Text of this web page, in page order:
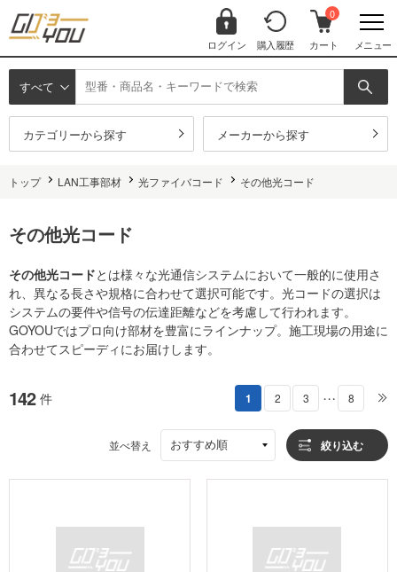
ログイン 購入履歴
0
カート メニュー
すべて
カテゴリーから探す メーカーから探す
トップ LAN工事部材 光ファイバコード その他光コード
その他光コード
その他光コードとは様々な光通信システムにおいて一般的に使用さ
れ、異なる長さや規格に合わせて選択可能です。光コードの選択は
システムの要件や信号の伝達距離などを考慮して行われます。
GOYOUではプロ向け部材を豊富にラインナップ。施工現場の用途に
合わせてスピーディにお届けします。
142 件 1 2 3 ・・・ 8
並べ替え おすすめ順 絞り込む